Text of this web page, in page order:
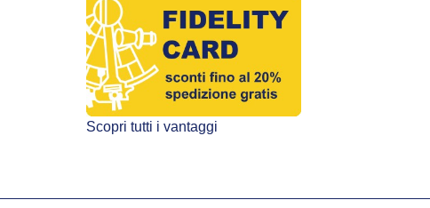
Scopri tutti i vantaggi